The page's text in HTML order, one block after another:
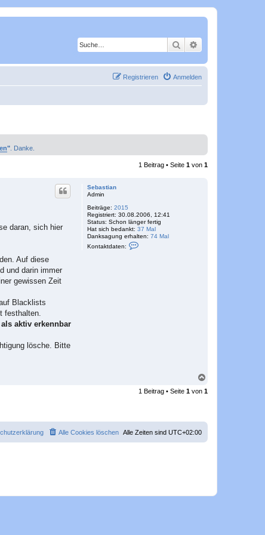
Suche
Anmelden
Registrieren
" . Danke.
1 Beitrag • Seite 1 von 1
Sebastian
Admin
Beiträge: 2015
Registriert: 30.08.2006, 12:41
Status: Schon länger fertig
Hat sich bedankt: 37 Mal
Danksagung erhalten: 74 Mal
Kontaktdaten:
i
daran, sich hier
Auf diese
und darin immer
gewissen Zeit
Blacklists
festhalten.
aktiv erkennbar
lösche. Bitte
c
e
1 Beitrag • Seite 1 von 1
Alle Zeiten sind UTC+02:00
Alle Cookies löschen